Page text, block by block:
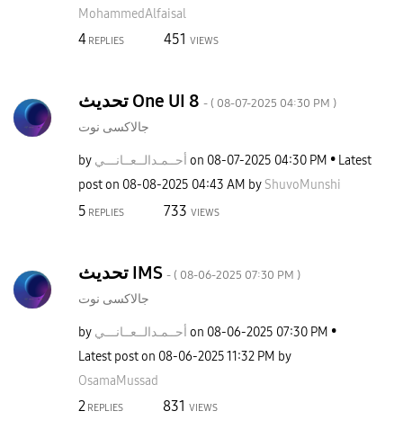
MohammedAlfaisal
4REPLIES 451 VIEWS
تحديث One UI 8 - ( ‎08-07-2025 04:30 PM )
جالاكسى نوت
by أحــمـدالــعــانـــي on ‎08-07-2025 04:30 PM
Latest
post on ‎08-08-2025 04:43 AM by ShuvoMunshi
5 REPLIES 733 VIEWS
تحديث IMS - ( ‎08-06-2025 07:30 PM )
جالاكسى نوت
by أحــمـدالــعــانـــي on ‎08-06-2025 07:30 PM
Latest post on ‎08-06-202511:32 PM by
OsamaMussad
2REPLIES 831 VIEWS